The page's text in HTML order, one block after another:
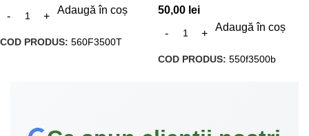
Adaugă în coș
COD PRODUS: 560F3500T
50,00 lei
Adaugă în coș
COD PRODUS: 550f3500b